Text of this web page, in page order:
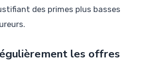
des primes plus basses
les offres